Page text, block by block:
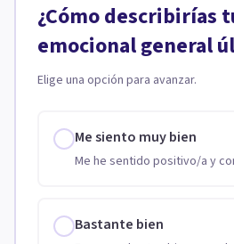
¿Cómo describirías
emocional general
Elige una opción para avanzar.
Me siento muy bien
Me he sentido positivo/a y
Bastante bien